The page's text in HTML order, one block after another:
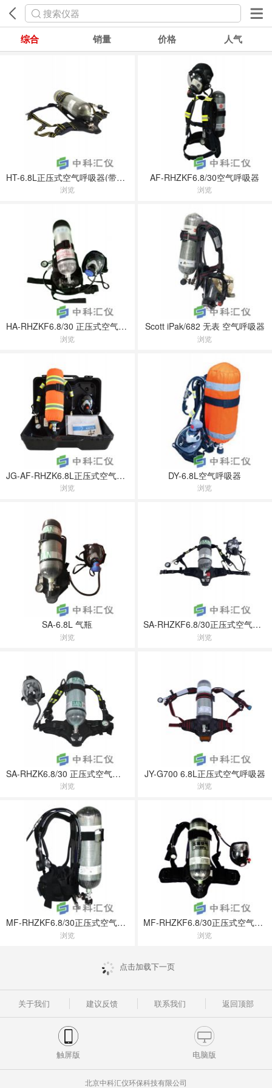
搜索仪器
综合 销量 价格 人气
HT-6.8L正压式空气呼吸器(带3C)
浏览
AF-RHZKF6.8/30空气呼吸器
浏览
HA-RHZKF6.8/30 正压式空气呼吸器
浏览
Scott iPak/682 无表 空气呼吸器
浏览
JG-AF-RHZK6.8L正压式空气呼吸器
浏览
DY-6.8L空气呼吸器
浏览
SA-6.8L 气瓶
浏览
SA-RHZKF6.8/30正压式空气呼吸器
浏览
SA-RHZK6.8/30 正压式空气呼吸器
浏览
JY-G700 6.8L正压式空气呼吸器
浏览
MF-RHZKF6.8/30正压式空气呼吸器(3C认证款)
浏览
MF-RHZKF6.8/30正压式空气呼吸器
浏览
点击加载下一页
关于我们 建议反馈 联系我们 返回顶部
触屏版 电脑版
北京中科汇仪环保科技有限公司